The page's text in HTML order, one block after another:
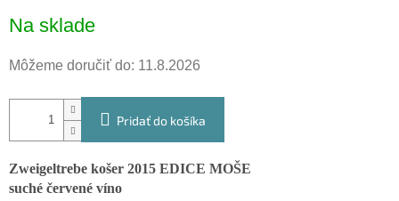
cena:
Na sklade
Môžeme doručiť do: 11.8.2026
Pridať do košíka
Zweigeltrebe košer 2015 EDICE MOŠE
suché červené víno